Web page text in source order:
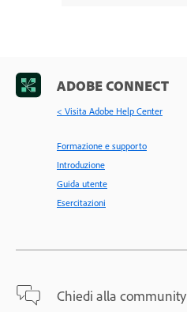
ADOBE CONNECT
< Visita Adobe Help Center
Formazione e supporto
Introduzione
Guida utente
Esercitazioni
Chiedi alla community